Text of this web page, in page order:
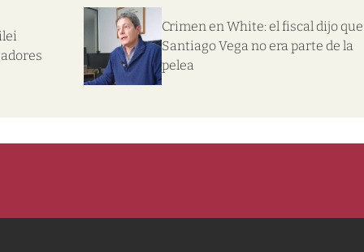
Crimen en White: el fiscal dijo que
Santiago Vega no era parte de la
pelea